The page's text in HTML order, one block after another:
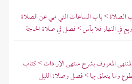
الصلاة > باب الساعات التي نهي عن الصلاة
في النهار فلا بأس > فصل في صلاة الحاجة
المعروف بشرح منتهى الإرادات > كتاب
وما يتعلق بها > فصل وصلاة الليل